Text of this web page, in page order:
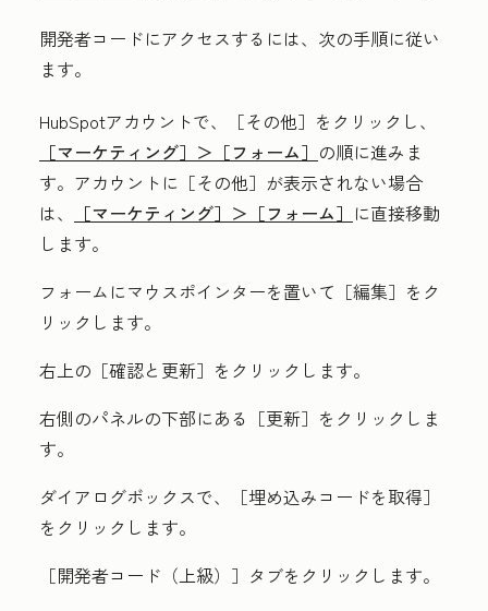
開発者コードにアクセスするには、次の手順に従い
ます。
HubSpotアカウントで、
［その他］をクリックし、
［マーケティング］＞ ［フォーム］ の順に進みま
す。アカウントに ［その他］が表示されない場合
は、
［マーケティング］＞ ［フォーム］ に直接移動
します。
フォームにマウスポインターを置いて［編集］ をク
リックします。
右上の［確認と更新］をクリックします。
右側のパネルの下部にある［更新］ をクリックしま
す。
ダイアログボックスで、［埋め込みコードを取得］
をクリックします。
［開発者コード（上級）］ タブをクリックします。